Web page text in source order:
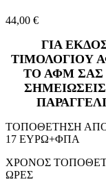
44,00 €
ΓΙΑ
ΤΙΜΟΛΟΓΙΟΥ
ΤΟ ΑΦΜ ΣΑΣ
ΤΟΠΟΘΕΤΗΣΗ
17 ΕΥΡΩ+ΦΠΑ
ΧΡΟΝΟΣ
ΩΡΕΣ